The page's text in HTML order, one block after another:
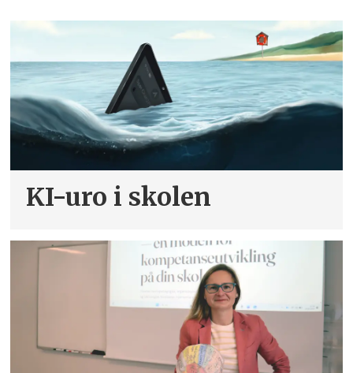
KI-uro i skolen